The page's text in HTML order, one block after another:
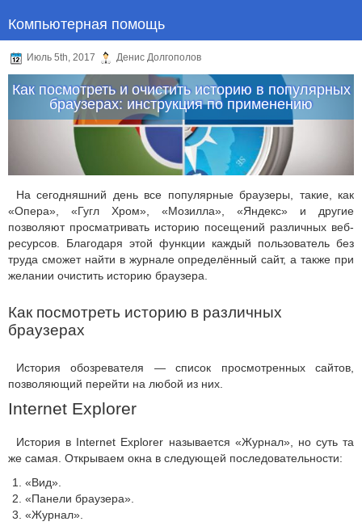
Компьютерная помощь
Июль 5th, 2017 Денис Долгополов
Как посмотреть и очистить историю в популярных
браузерах: инструкция по применению
На сегодняшний день все популярные браузеры, такие, как
«Опера», «Гугл Хром», «Мозилла», «Яндекс» и другие
позволяют просматривать историю посещений различных веб-
ресурсов. Благодаря этой функции каждый пользователь без
труда сможет найти в журнале определённый сайт, а также при
желании очистить историю браузера.
Как посмотреть историю в различных
браузерах
История обозревателя — список просмотренных сайтов,
позволяющий перейти на любой из них.
Internet Explorer
История в Internet Explorer называется «Журнал», но суть та
же самая. Открываем окна в следующей последовательности:
«Вид».
«Панели браузера».
«Журнал».